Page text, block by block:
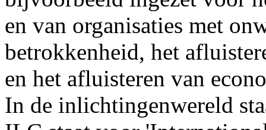
en van organisaties met
betrokkenheid, het
en het afluisteren van
In de inlichtingenwereld